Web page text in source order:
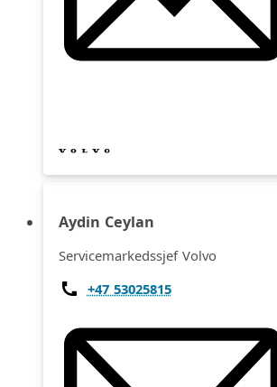
Aydin Ceylan
Servicemarkedssjef Volvo
+47 53025815